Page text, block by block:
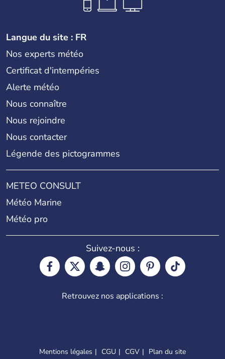
Langue du site : FR
Nos experts météo
Certificat d'intempéries
Alerte météo
Nous connaître
Nous rejoindre
Nous contacter
Légende des pictogrammes
METEO CONSULT
Météo Marine
Météo pro
Suivez-nous :
Retrouvez nos applications :
Mentions légales CGU CGV Plan du site